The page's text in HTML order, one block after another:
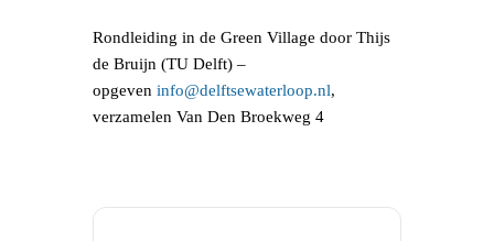
Rondleiding in de Green Village door Thijs
de Bruijn (TU Delft) –
opgeven info@delftsewaterloop.nl,
verzamelen Van Den Broekweg 4